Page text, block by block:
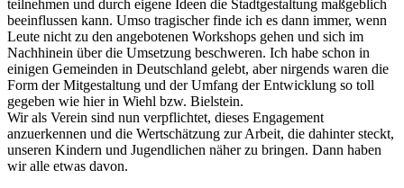
teilnehmen und durch eigene Ideen die Stadtgestaltung maßgeblich
beeinflussen kann. Umso tragischer finde ich es dann immer, wenn
Leute nicht zu den angebotenen Workshops gehen und sich im
Nachhinein über die Umsetzung beschweren. Ich habe schon in
einigen Gemeinden in Deutschland gelebt, aber nirgends waren die
Form der Mitgestaltung und der Umfang der Entwicklung so toll
gegeben wie hier in Wiehl bzw. Bielstein.
Wir als Verein sind nun verpflichtet, dieses Engagement
anzuerkennen und die Wertschätzung zur Arbeit, die dahinter steckt,
unseren Kindern und Jugendlichen näher zu bringen. Dann haben
wir alle etwas davon.